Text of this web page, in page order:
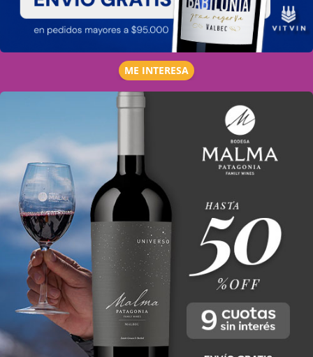
ME INTERESA